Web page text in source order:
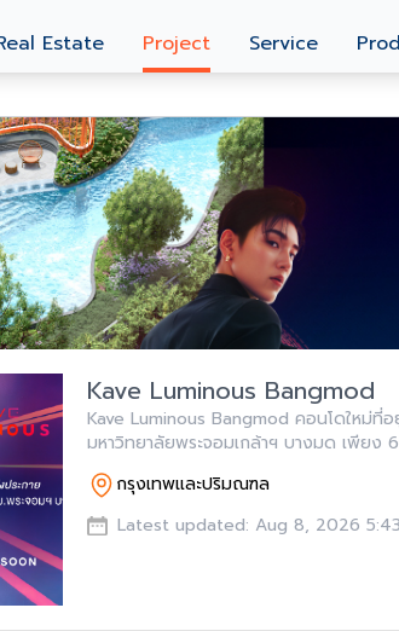
Estate Project Service
Kave Luminous Bangmod
Kave Luminous Bangmod คอนโดใหม่ที่อยู่ในกระแ
มหาวิทยาลัยพระจอมเกล้าฯ บางมด เพียง
กรุงเทพและปริมณฑล
Latest updated: Aug 8, 2026